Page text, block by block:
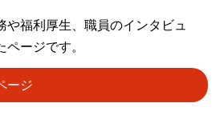
や福利厚生、職員のインタビュ
ージです。
ージ